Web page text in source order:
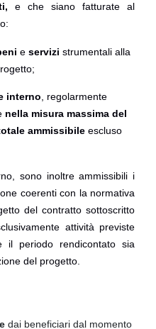
e che siano fatturate al
e servizi strumentali alla
interno , regolarmente
nella misura massima del
ammissibile escluso
sono inoltre ammissibili i
coerenti con la normativa
del contratto sottoscritto
attività previste
il periodo rendicontato sia
del progetto.
dai beneficiari dal momento